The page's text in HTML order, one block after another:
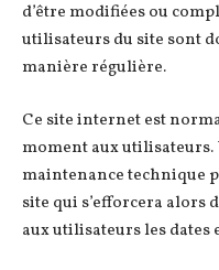
d’être modifiées ou
utilisateurs du site sont
manière régulière.
Ce site internet est
moment aux
maintenance technique
site qui s’efforcera
aux utilisateurs les